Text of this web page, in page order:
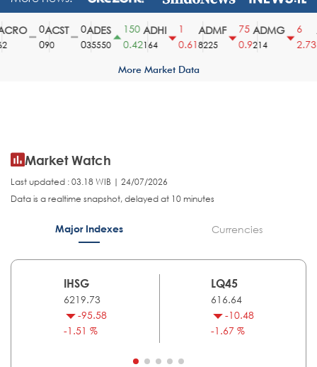
ACST
90
ADES
35550
150
0.42
ADHI
164
0.61
ADMF
8225
75
0.9
ADMG
214
2.73
More Market Data
Market Watch
Last updated : 03.18 WIB | 24/07/2026
Data is a realtime snapshot, delayed at 10 minutes
Major Indexes Currencies
IHSG
6219.73
-95.58
-1.51 %
LQ45
616.64
-10.48
-1.67 %